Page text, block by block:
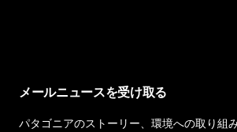
メールニュースを受け取る
パタゴニアのストーリー、環境への取り組